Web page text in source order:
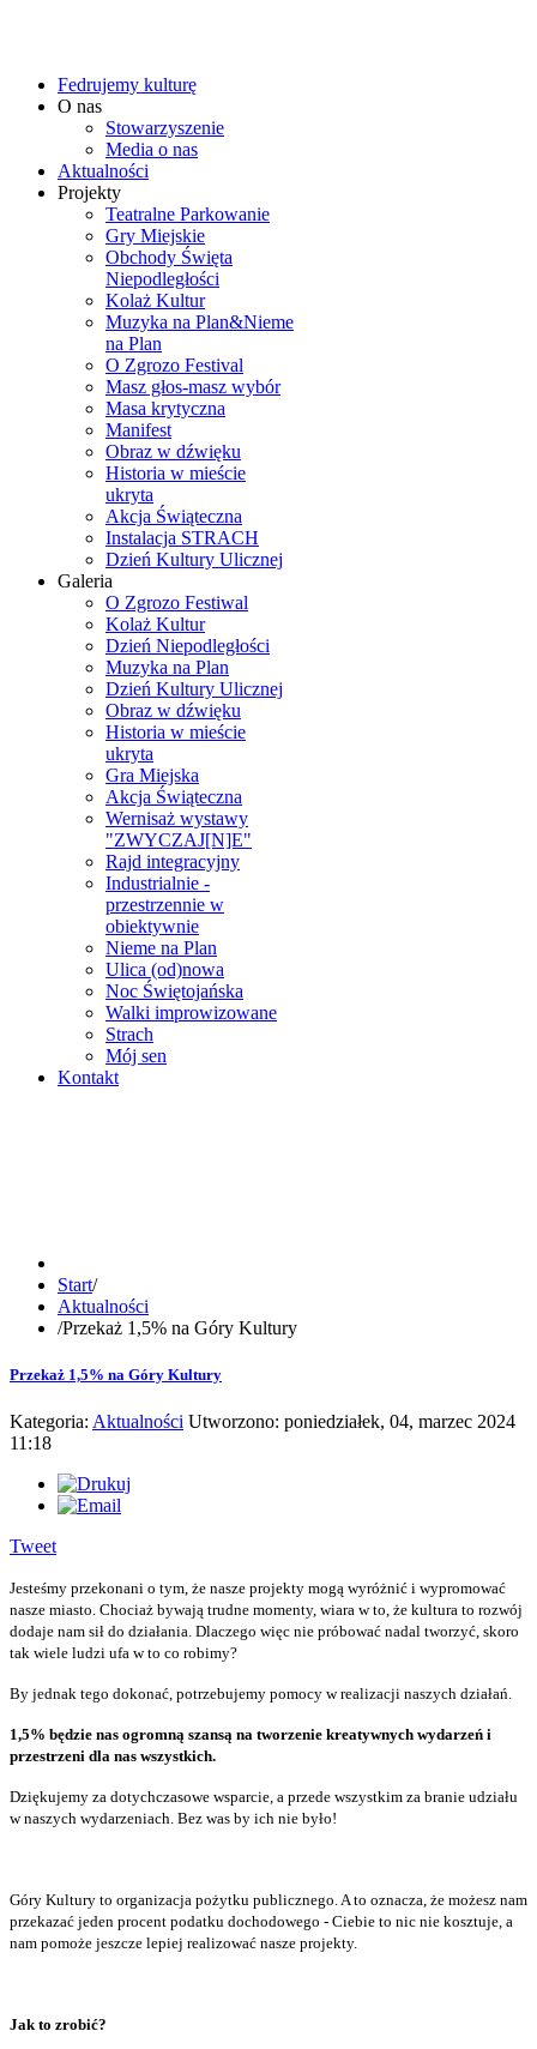
Fedrujemy kulturę
O nas
Stowarzyszenie
Media o nas
Aktualności
Projekty
Teatralne Parkowanie
Gry Miejskie
Obchody Święta
Niepodległości
Kolaż Kultur
Muzyka na Plan&Nieme
na Plan
O Zgrozo Festival
Masz głos-masz wybór
Masa krytyczna
Manifest
Obraz w dźwięku
Historia w mieście
ukryta
Akcja Świąteczna
Instalacja STRACH
Dzień Kultury Ulicznej
Galeria
O Zgrozo Festiwal
Kolaż Kultur
Dzień Niepodległości
Muzyka na Plan
Dzień Kultury Ulicznej
Obraz w dźwięku
Historia w mieście
ukryta
Gra Miejska
Akcja Świąteczna
Wernisaż wystawy
"ZWYCZAJ[N]E"
Rajd integracyjny
Industrialnie -
przestrzennie w
obiektywnie
Nieme na Plan
Ulica (od)nowa
Noc Świętojańska
Walki improwizowane
Strach
Mój sen
Kontakt
Start/
Aktualności
/Przekaż 1,5% na Góry Kultury
Przekaż 1,5% na Góry Kultury
Kategoria: Aktualności Utworzono: poniedziałek, 04, marzec 2024
11:18
Tweet
Jesteśmy przekonani o tym, że nasze projekty mogą wyróżnić i wypromować
nasze miasto. Chociaż bywają trudne momenty, wiara w to, że kultura to rozwój
dodaje nam sił do działania. Dlaczego więc nie próbować nadal tworzyć, skoro
tak wiele ludzi ufa w to co robimy?
By jednak tego dokonać, potrzebujemy pomocy w realizacji naszych działań.
1,5% będzie nas ogromną szansą na tworzenie kreatywnych wydarzeń i
przestrzeni dla nas wszystkich.
Dziękujemy za dotychczasowe wsparcie, a przede wszystkim za branie udziału
w naszych wydarzeniach. Bez was by ich nie było!
Góry Kultury to organizacja pożytku publicznego. A to oznacza, że możesz nam
przekazać jeden procent podatku dochodowego - Ciebie to nic nie kosztuje, a
nam pomoże jeszcze lepiej realizować nasze projekty.
Jak to zrobić?